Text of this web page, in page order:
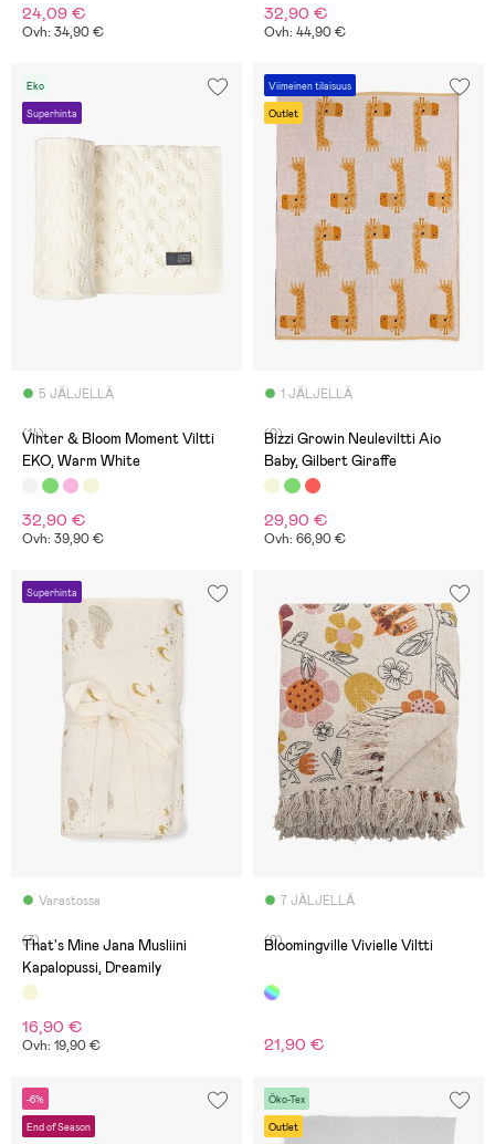
24,09 €
Ovh: 34,90 €
32,90 €
Ovh: 44,90 €
Eko
Superhinta
5 JÄLJELLÄ
(14)
Vinter & Bloom Moment Viltti
EKO, Warm White
32,90 €
Ovh: 39,90 €
Viimeinen tilaisuus
Outlet
1 JÄLJELLÄ
(0)
Bizzi Growin Neuleviltti Aio
Baby, Gilbert Giraffe
29,90 €
Ovh: 66,90 €
Superhinta
Varastossa
(3)
That's Mine Jana Musliini
Kapalopussi, Dreamily
16,90 €
Ovh: 19,90 €
7 JÄLJELLÄ
(0)
Bloomingville Vivielle Viltti
21,90 €
-6%
End of Season
Öko-Tex
Outlet